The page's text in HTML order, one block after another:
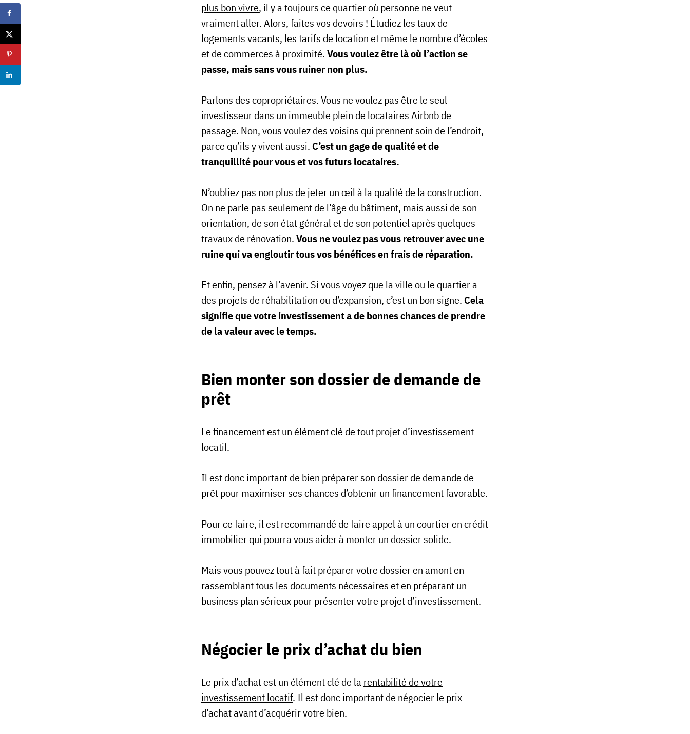
plus bon vivre, il y a toujours ce quartier où personne ne veut
vraiment aller. Alors, faites vos devoirs ! Étudiez les taux de
logements vacants, les tarifs de location et même le nombre d’écoles
et de commerces à proximité.Vous voulez être là où l’action se
passe, mais sans vous ruiner non plus.
Parlons des copropriétaires. Vous ne voulez pas être le seul
investisseur dans un immeuble plein de locataires Airbnb de
passage. Non, vous voulez des voisins qui prennent soin de l’endroit,
parce qu’ils y vivent aussi.C’est un gage de qualité et de
tranquillité pour vous et vos futurs locataires.
N’oubliez pas non plus de jeter un œil à la qualité de la construction.
On ne parle pas seulement de l’âge du bâtiment, mais aussi de son
orientation, de son état général et de son potentiel après quelques
travaux de rénovation.Vous ne voulez pas vous retrouver avec une
ruine qui va engloutir tous vos bénéfices en frais de réparation.
Et enfin, pensez à l’avenir. Si vous voyez que la ville ou le quartier a
des projets de réhabilitation ou d’expansion, c’est un bon signe.Cela
signifie que votre investissement a de bonnes chances de prendre
de la valeur avec le temps.
Bien monter son dossier de demande de
prêt
Le financement est un élément clé de tout projet d’investissement
locatif.
Il est donc important de bien préparer son dossier de demande de
prêt pour maximiser ses chances d’obtenir un financement favorable.
Pour ce faire, il est recommandé de faire appel à un courtier en crédit
immobilier qui pourra vous aider à monter un dossier solide.
Mais vous pouvez tout à fait préparer votre dossier en amont en
rassemblant tous les documents nécessaires et en préparant un
business plan sérieux pour présenter votre projet d’investissement.
Négocier le prix d’achat du bien
Le prix d’achat est un élément clé de larentabilité de votre
investissement locatif. Il est donc important de négocier le prix
d’achat avant d’acquérir votre bien.